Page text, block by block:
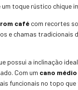
toque rústico chique
café com recortes
e chamas
possui a inclinação
Com um cano
funcionais no topo